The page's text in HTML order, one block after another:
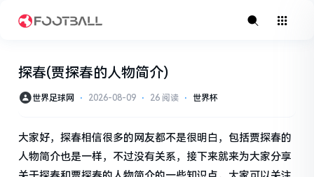
探春(贾探春的人物简介)
世界足球网 ⋅ 2026-08-09 ⋅ 26 阅读 ⋅ 世界杯
大家好，探春相信很多的网友都不是很明白，包括贾探春的
人物简介也是一样，不过没有关系，接下来就来为大家分享